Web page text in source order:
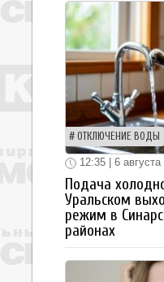
ОТКЛЮЧЕНИЕ ВОДЫ
12:35 | 6 августа
Подача
Уральском
режим в
районах